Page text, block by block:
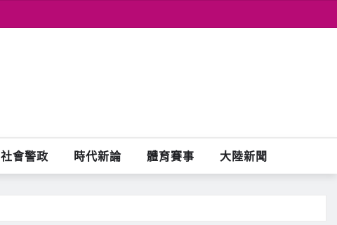
社會警政 時代新論 體育賽事 大陸新聞